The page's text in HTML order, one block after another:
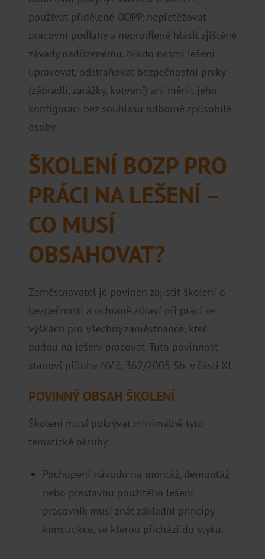
používat přidělené OOPP, nepřetěžovat
pracovní podlahy a neprodleně hlásit zjištěné
závady nadřízenému. Nikdo nesmí lešení
upravovat, odstraňovat bezpečnostní prvky
(zábradlí, zarážky, kotvení) ani měnit jeho
konfiguraci bez souhlasu odborně způsobilé
osoby.
ŠKOLENÍ BOZP PRO
PRÁCI NA LEŠENÍ –
CO MUSÍ
OBSAHOVAT?
Zaměstnavatel je povinen zajistit školení o
bezpečnosti a ochraně zdraví při práci ve
výškách pro všechny zaměstnance, kteří
budou na lešení pracovat. Tuto povinnost
stanoví příloha NV č. 362/2005 Sb. v části XI.
POVINNÝ OBSAH ŠKOLENÍ
Školení musí pokrývat minimálně tyto
tematické okruhy:
Pochopení návodu na montáž, demontáž
nebo přestavbu použitého lešení –
pracovník musí znát základní principy
konstrukce, se kterou přichází do styku.